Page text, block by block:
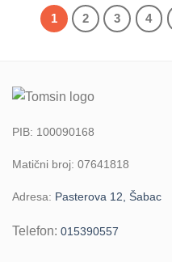
1 2 3 4
PIB: 100090168
Matični broj: 07641818
Adresa: Pasterova 12, Šabac
Telefon: 015390557